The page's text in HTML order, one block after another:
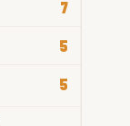
7
5
5